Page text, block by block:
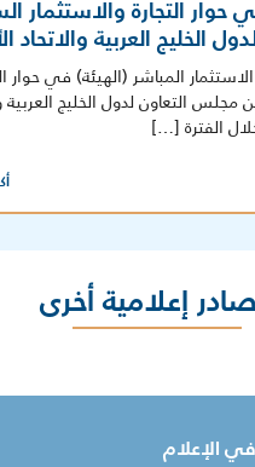
حوار التجارة والاستثمار
الخليج العربية والاتحاد
المباشر (الهيئة) في حوار
مجلس التعاون لدول الخليج العربية
الفترة […]
إعلامية أخرى
في الإعلام